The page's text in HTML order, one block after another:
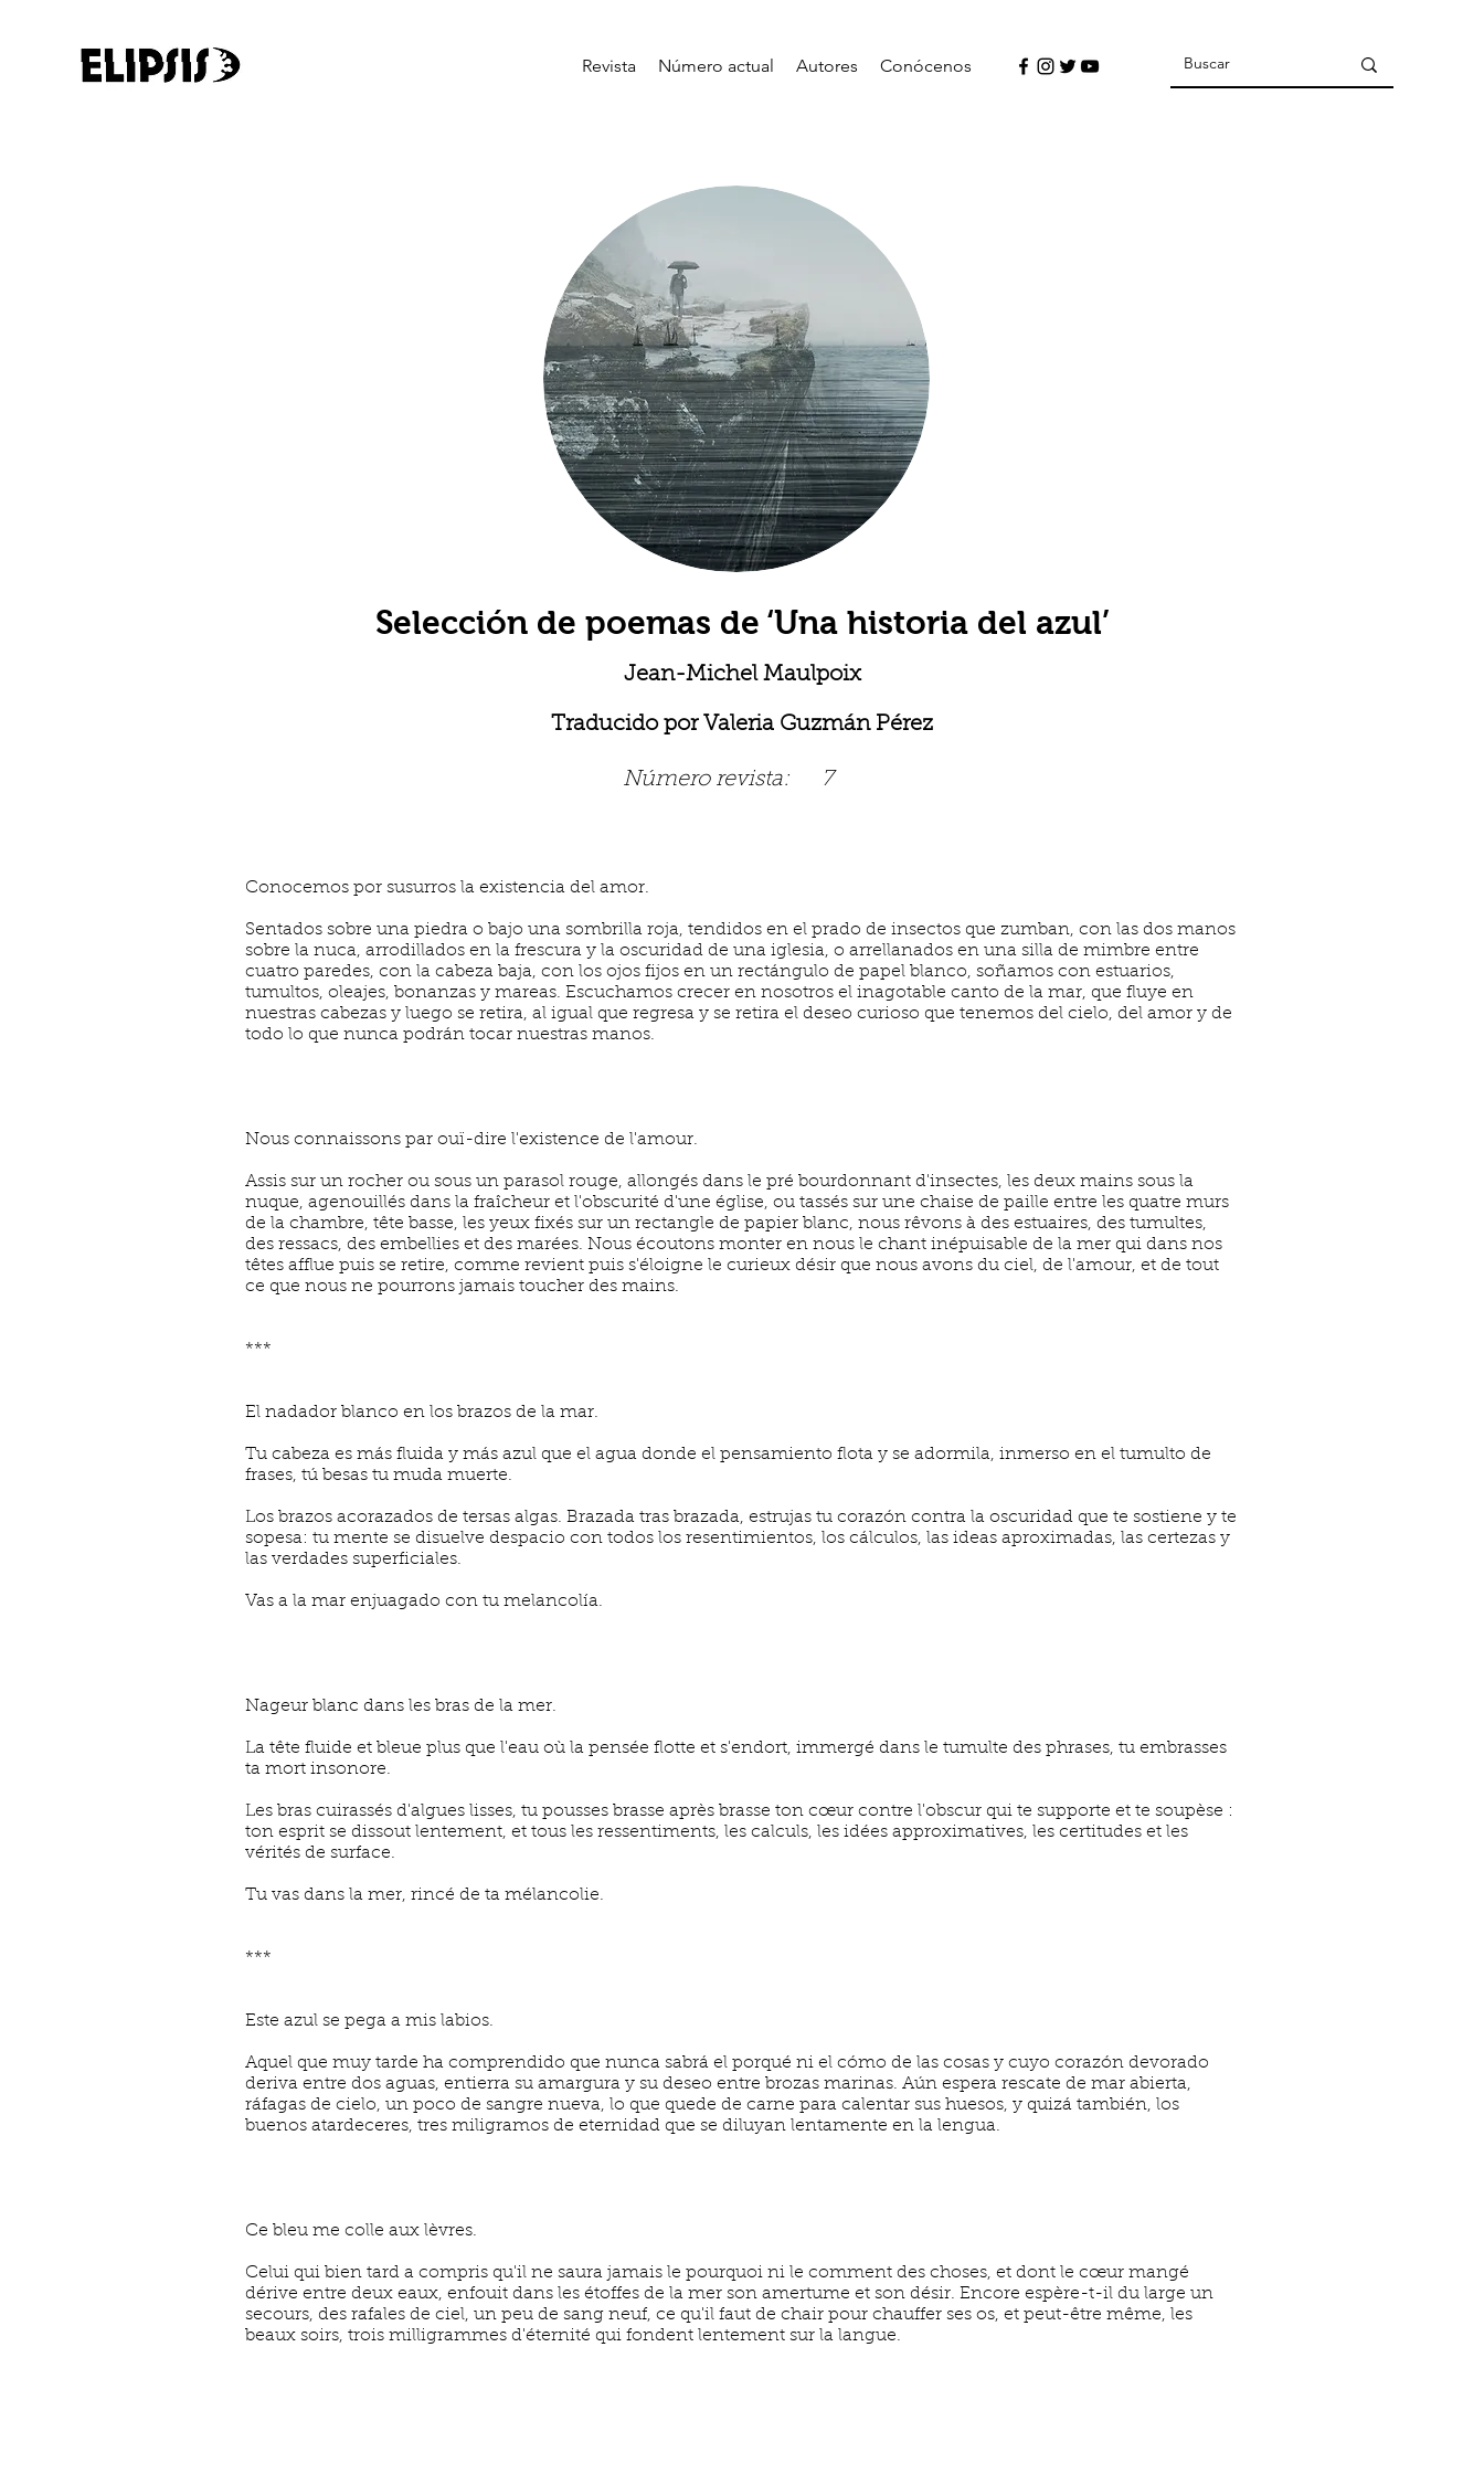
Revista Número actual Autores Conócenos
Selección de poemas de ‘Una historia del azul’
Jean-Michel Maulpoix
Traducido por Valeria Guzmán Pérez
Número revista: 7
Conocemos por susurros la existencia del amor.
Sentados sobre una piedra o bajo una sombrilla roja, tendidos en el prado de insectos que zumban, con las dos manos
sobre la nuca, arrodillados en la frescura y la oscuridad de una iglesia, o arrellanados en una silla de mimbre entre
cuatro paredes, con la cabeza baja, con los ojos fijos en un rectángulo de papel blanco, soñamos con estuarios,
tumultos, oleajes, bonanzas y mareas. Escuchamos crecer en nosotros el inagotable canto de la mar, que fluye en
nuestras cabezas y luego se retira, al igual que regresa y se retira el deseo curioso que tenemos del cielo, del amor y de
todo lo que nunca podrán tocar nuestras manos.
Nous connaissons par ouï-dire l'existence de l'amour.
Assis sur un rocher ou sous un parasol rouge, allongés dans le pré bourdonnant d'insectes, les deux mains sous la
nuque, agenouillés dans la fraîcheur et l'obscurité d'une église, ou tassés sur une chaise de paille entre les quatre murs
de la chambre, tête basse, les yeux fixés sur un rectangle de papier blanc, nous rêvons à des estuaires, des tumultes,
des ressacs, des embellies et des marées. Nous écoutons monter en nous le chant inépuisable de la mer qui dans nos
têtes afflue puis se retire, comme revient puis s'éloigne le curieux désir que nous avons du ciel, de l'amour, et de tout
ce que nous ne pourrons jamais toucher des mains.
***
El nadador blanco en los brazos de la mar.
Tu cabeza es más fluida y más azul que el agua donde el pensamiento flota y se adormila, inmerso en el tumulto de
frases, tú besas tu muda muerte.
Los brazos acorazados de tersas algas. Brazada tras brazada, estrujas tu corazón contra la oscuridad que te sostiene y te
sopesa: tu mente se disuelve despacio con todos los resentimientos, los cálculos, las ideas aproximadas, las certezas y
las verdades superficiales.
Vas a la mar enjuagado con tu melancolía.
Nageur blanc dans les bras de la mer.
La tête fluide et bleue plus que l'eau où la pensée flotte et s'endort, immergé dans le tumulte des phrases, tu embrasses
ta mort insonore.
Les bras cuirassés d'algues lisses, tu pousses brasse après brasse ton cœur contre l'obscur qui te supporte et te soupèse :
ton esprit se dissout lentement, et tous les ressentiments, les calculs, les idées approximatives, les certitudes et les
vérités de surface.
Tu vas dans la mer, rincé de ta mélancolie.
***
Este azul se pega a mis labios.
Aquel que muy tarde ha comprendido que nunca sabrá el porqué ni el cómo de las cosas y cuyo corazón devorado
deriva entre dos aguas, entierra su amargura y su deseo entre brozas marinas. Aún espera rescate de mar abierta,
ráfagas de cielo, un poco de sangre nueva, lo que quede de carne para calentar sus huesos, y quizá también, los
buenos atardeceres, tres miligramos de eternidad que se diluyan lentamente en la lengua.
Ce bleu me colle aux lèvres.
Celui qui bien tard a compris qu'il ne saura jamais le pourquoi ni le comment des choses, et dont le cœur mangé
dérive entre deux eaux, enfouit dans les étoffes de la mer son amertume et son désir. Encore espère-t-il du large un
secours, des rafales de ciel, un peu de sang neuf, ce qu'il faut de chair pour chauffer ses os, et peut-être même, les
beaux soirs, trois milligrammes d'éternité qui fondent lentement sur la langue.